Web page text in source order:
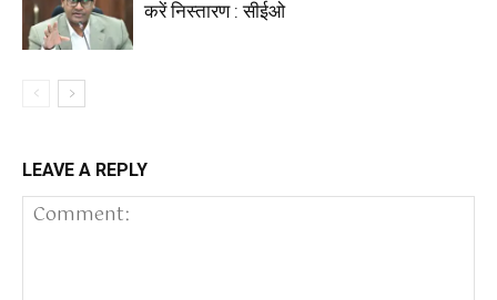
करें निस्तारण : सीईओ
LEAVE A REPLY